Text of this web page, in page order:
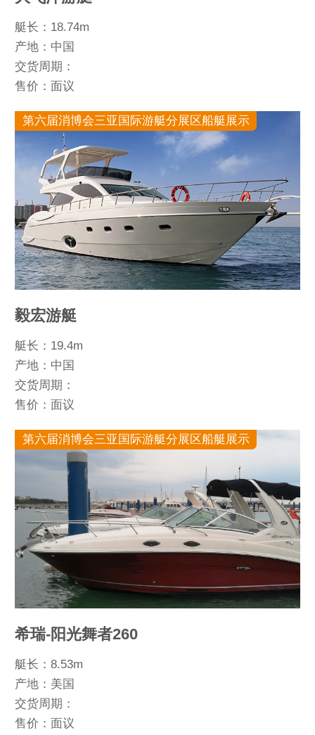
艇长：18.74m
产地：中国
交货周期：
售价：面议
第六届消博会三亚国际游艇分展区船艇展示
毅宏游艇
艇长：19.4m
产地：中国
交货周期：
售价：面议
第六届消博会三亚国际游艇分展区船艇展示
希瑞-阳光舞者260
艇长：8.53m
产地：美国
交货周期：
售价：面议